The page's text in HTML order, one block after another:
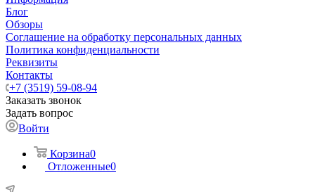
Блог
Обзоры
Соглашение на обработку персональных данных
Политика конфиденциальности
Реквизиты
Контакты
+7 (3519) 59-08-94
Заказать звонок
Задать вопрос
Войти
Корзина0
Отложенные0